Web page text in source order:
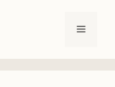
Menu